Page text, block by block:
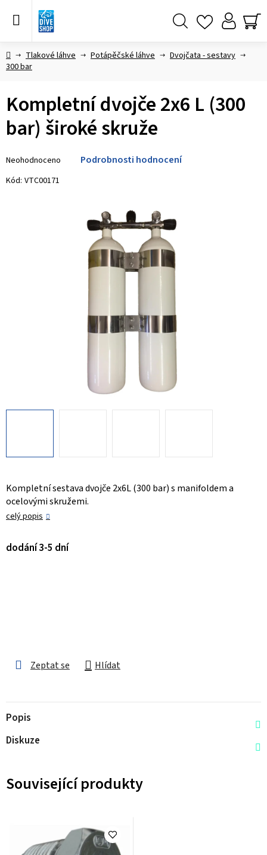
DomůTlakové láhve Potápěčské láhve
Dvojčata - sestavy
300 bar
Kompletní sestava dvojče 2x6L (300 bar) s manifoldem a
ocelovými skružemi.
celý popis
dodání 3-5 dní
Zeptat se Hlídat
Kompletní dvojče 2x6 L (300
bar) široké skruže
hodnocení
produktu
Neohodnoceno Podrobnosti hodnocení
Kód: VTC00171
Popis
Diskuze
Související produkty